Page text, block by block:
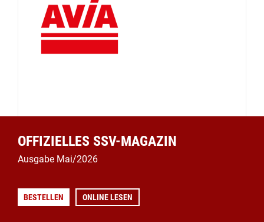
OFFIZIELLES SSV-MAGAZIN
Ausgabe Mai/2026
BESTELLEN ONLINE LESEN